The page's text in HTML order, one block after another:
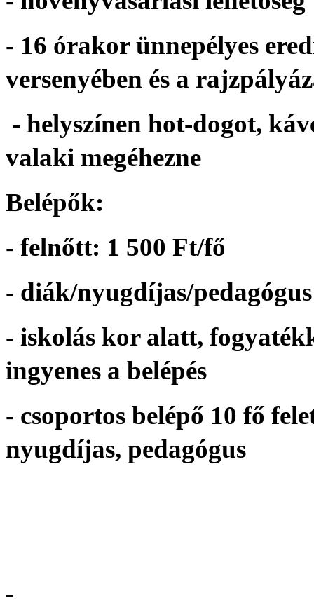
- 16 órakor ünnepélyes
versenyében és a
- helyszínen hot-dogot,
valaki megéhezne
Belépők:
- felnőtt: 1 500 Ft/fő
- diák/nyugdíjas/
- iskolás kor alatt,
ingyenes a belépés
- csoportos belépő 10 fő
nyugdíjas, pedagógus